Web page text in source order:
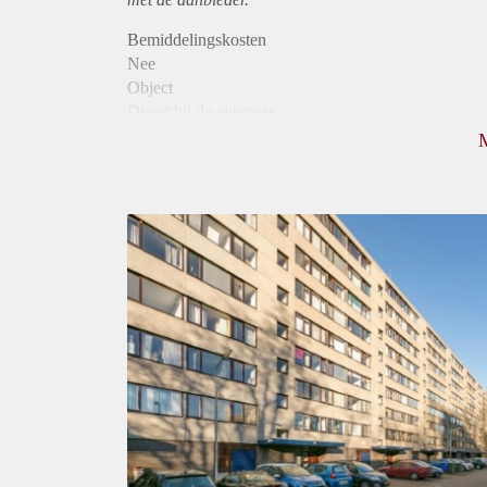
Bemiddelingskosten
Nee
Object
Huurtoeslag
Niet mogelijk
Inkomen eis
3,1 X Maandhuur Bruto
Huurtermijn
Onbepaalde termijn
Oplevering
Kaal